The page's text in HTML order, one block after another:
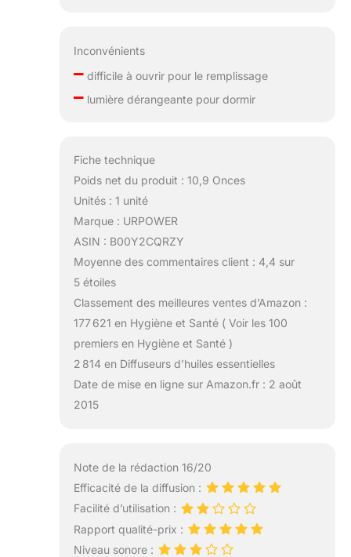
Inconvénients
–difficile à ouvrir pour le remplissage
–lumière dérangeante pour dormir
Fiche technique
Poids net du produit : 10,9 Onces
Unités : 1 unité
Marque : URPOWER
ASIN : B00Y2CQRZY
Moyenne des commentaires client : 4,4 sur
5 étoiles
Classement des meilleures ventes d’Amazon :
177 621 en Hygiène et Santé ( Voir les 100
premiers en Hygiène et Santé )
2 814 en Diffuseurs d’huiles essentielles
Date de mise en ligne sur Amazon.fr : 2 août
2015
Note de la rédaction 16/20
Efficacité de la diffusion :
Facilité d’utilisation :
Rapport qualité-prix :
Niveau sonore :